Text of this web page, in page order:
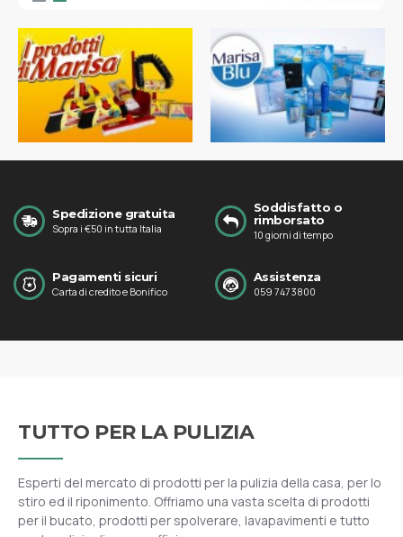
Spedizione gratuita
Sopra i €50 in tutta Italia
Soddisfatto o
rimborsato
10 giorni di tempo
Pagamenti sicuri
Carta di credito e Bonifico
Assistenza
059 7473800
TUTTO PER LA PULIZIA
Esperti del mercato di prodotti per la pulizia della casa, per lo
stiro ed il riponimento. Offriamo una vasta scelta di prodotti
per il bucato, prodotti per spolverare, lavapavimenti e tutto